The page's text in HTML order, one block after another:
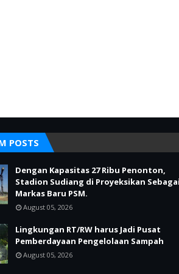
POSTS
Dengan Kapasitas 27 Ribu Penonton,
Stadion Sudiang di Proyeksikan
Markas Baru PSM.
August 05, 2026
Lingkungan RT/RW harus Jadi Pusat
Pemberdayaan Pengelolaan Sampah
August 05, 2026